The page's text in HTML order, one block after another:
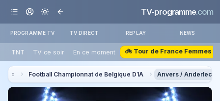
TV-programme.com
PROGRAMME TV TV DIRECT REPLAY NEWS
TNT TV ce soir En ce moment 🚲 Tour de France Femmes
Football Championnat de Belgique D1A Anvers / Anderlecht